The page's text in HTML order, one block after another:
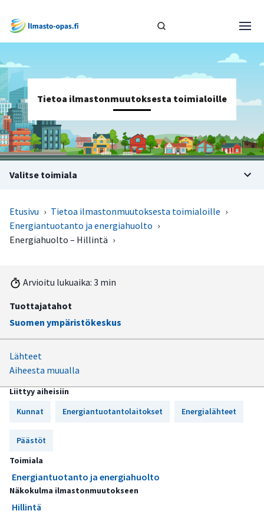
Tietoa ilmastonmuutoksesta toimialoille
Valitse toimiala
Etusivu › Tietoa ilmastonmuutoksesta toimialoille ›
Energiantuotanto ja energiahuolto ›
Energiahuolto – Hillintä ›
Arvioitu lukuaika: 3 min
Tuottajatahot
Suomen ympäristökeskus
Lähteet
Aiheesta muualla
Liittyy aiheisiin
Kunnat
Energiantuotantolaitokset Energialähteet
Päästöt
Toimiala
Energiantuotanto ja energiahuolto
Näkokulma ilmastonmuutokseen
Hillintä